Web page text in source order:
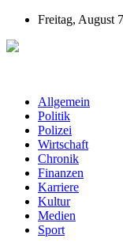
Freitag, August
Allgemein
Politik
Polizei
Wirtschaft
Chronik
Finanzen
Karriere
Kultur
Medien
Sport